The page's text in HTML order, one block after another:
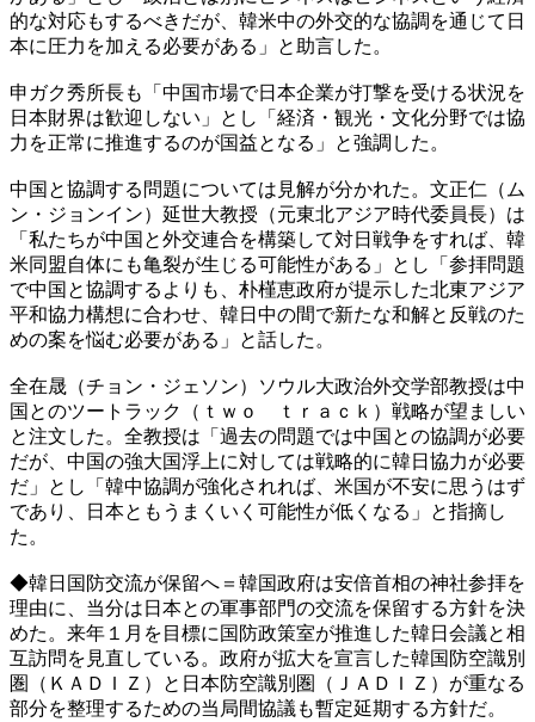
的な対応もするべきだが、韓米中の外交的な協調を通じて日
本に圧力を加える必要がある」と助言した。
申ガク秀所長も「中国市場で日本企業が打撃を受ける状況を
日本財界は歓迎しない」とし「経済・観光・文化分野では協
力を正常に推進するのが国益となる」と強調した。
中国と協調する問題については見解が分かれた。文正仁（ム
ン・ジョンイン）延世大教授（元東北アジア時代委員長）は
「私たちが中国と外交連合を構築して対日戦争をすれば、韓
米同盟自体にも亀裂が生じる可能性がある」とし「参拝問題
で中国と協調するよりも、朴槿恵政府が提示した北東アジア
平和協力構想に合わせ、韓日中の間で新たな和解と反戦のた
めの案を悩む必要がある」と話した。
全在晟（チョン・ジェソン）ソウル大政治外交学部教授は中
国とのツートラック（ｔｗｏ ｔｒａｃｋ）戦略が望ましい
と注文した。全教授は「過去の問題では中国との協調が必要
だが、中国の強大国浮上に対しては戦略的に韓日協力が必要
だ」とし「韓中協調が強化されれば、米国が不安に思うはず
であり、日本ともうまくいく可能性が低くなる」と指摘し
た。
◆韓日国防交流が保留へ＝韓国政府は安倍首相の神社参拝を
理由に、当分は日本との軍事部門の交流を保留する方針を決
めた。来年１月を目標に国防政策室が推進した韓日会議と相
互訪問を見直している。政府が拡大を宣言した韓国防空識別
圏（ＫＡＤＩＺ）と日本防空識別圏（ＪＡＤＩＺ）が重なる
部分を整理するための当局間協議も暫定延期する方針だ。